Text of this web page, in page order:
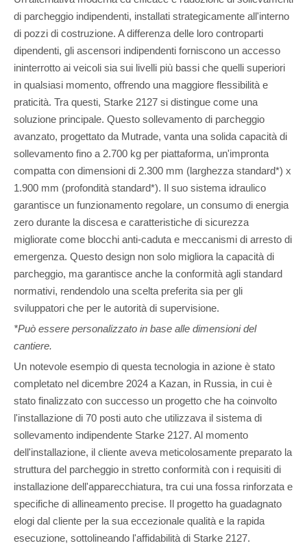
di parcheggio indipendenti, installati strategicamente all'interno
di pozzi di costruzione. A differenza delle loro controparti
dipendenti, gli ascensori indipendenti forniscono un accesso
ininterrotto ai veicoli sia sui livelli più bassi che quelli superiori
in qualsiasi momento, offrendo una maggiore flessibilità e
praticità. Tra questi, Starke 2127 si distingue come una
soluzione principale. Questo sollevamento di parcheggio
avanzato, progettato da Mutrade, vanta una solida capacità di
sollevamento fino a 2.700 kg per piattaforma, un'impronta
compatta con dimensioni di 2.300 mm (larghezza standard*) x
1.900 mm (profondità standard*). Il suo sistema idraulico
garantisce un funzionamento regolare, un consumo di energia
zero durante la discesa e caratteristiche di sicurezza
migliorate come blocchi anti-caduta e meccanismi di arresto di
emergenza. Questo design non solo migliora la capacità di
parcheggio, ma garantisce anche la conformità agli standard
normativi, rendendolo una scelta preferita sia per gli
sviluppatori che per le autorità di supervisione.
*Può essere personalizzato in base alle dimensioni del
cantiere.
Un notevole esempio di questa tecnologia in azione è stato
completato nel dicembre 2024 a Kazan, in Russia, in cui è
stato finalizzato con successo un progetto che ha coinvolto
l'installazione di 70 posti auto che utilizzava il sistema di
sollevamento indipendente Starke 2127. Al momento
dell'installazione, il cliente aveva meticolosamente preparato la
struttura del parcheggio in stretto conformità con i requisiti di
installazione dell'apparecchiatura, tra cui una fossa rinforzata e
specifiche di allineamento precise. Il progetto ha guadagnato
elogi dal cliente per la sua eccezionale qualità e la rapida
esecuzione, sottolineando l'affidabilità di Starke 2127.